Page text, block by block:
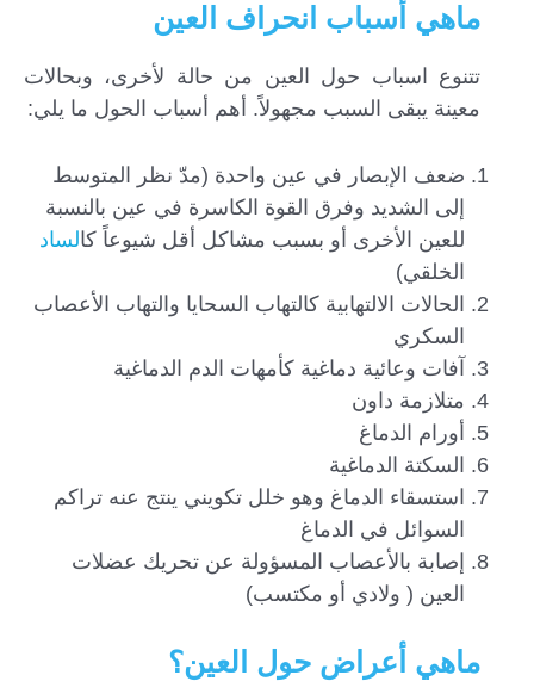
ماهي أسباب انحراف العين
تتنوع اسباب حول العين من حالة لأخرى، وبحالات
معينة يبقى السبب مجهولاً. أهم أسباب الحول ما يلي:
ضعف الإبصار في عين واحدة (مدّ نظر المتوسط
إلى الشديد وفرق القوة الكاسرة في عين بالنسبة
للعين الأخرى أو بسبب مشاكل أقل شيوعاً كالساد
الخلقي)
الحالات الالتهابية كالتهاب السحايا والتهاب الأعصاب
السكري
آفات وعائية دماغية كأمهات الدم الدماغية
متلازمة داون
أورام الدماغ
السكتة الدماغية
استسقاء الدماغ وهو خلل تكويني ينتج عنه تراكم
السوائل في الدماغ
إصابة بالأعصاب المسؤولة عن تحريك عضلات
العين ( ولادي أو مكتسب)
ماهي أعراض حول العين؟